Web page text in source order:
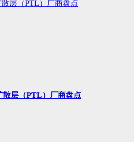
层（PTL）厂商盘点
层（PTL）厂商盘点